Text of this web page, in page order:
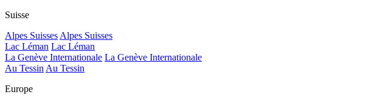
Suisse
Alpes Suisses Alpes Suisses
Lac Léman Lac Léman
La Genève Internationale La Genève Internationale
Au Tessin Au Tessin
Europe